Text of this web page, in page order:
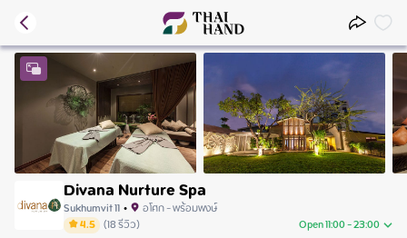
Divana Nurture Spa
Sukhumvit 11• อโศก - พร้อมพงษ์
4.5 (18รีวิว) Open 11:00 - 23:00